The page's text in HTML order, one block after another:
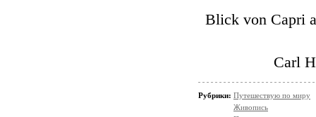
Blick von Capri
Сarl
Рубрики: Путешествую по миру
Живопись